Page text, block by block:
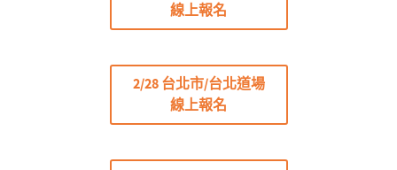
線上報名
2/28 台北市/台北道場
線上報名